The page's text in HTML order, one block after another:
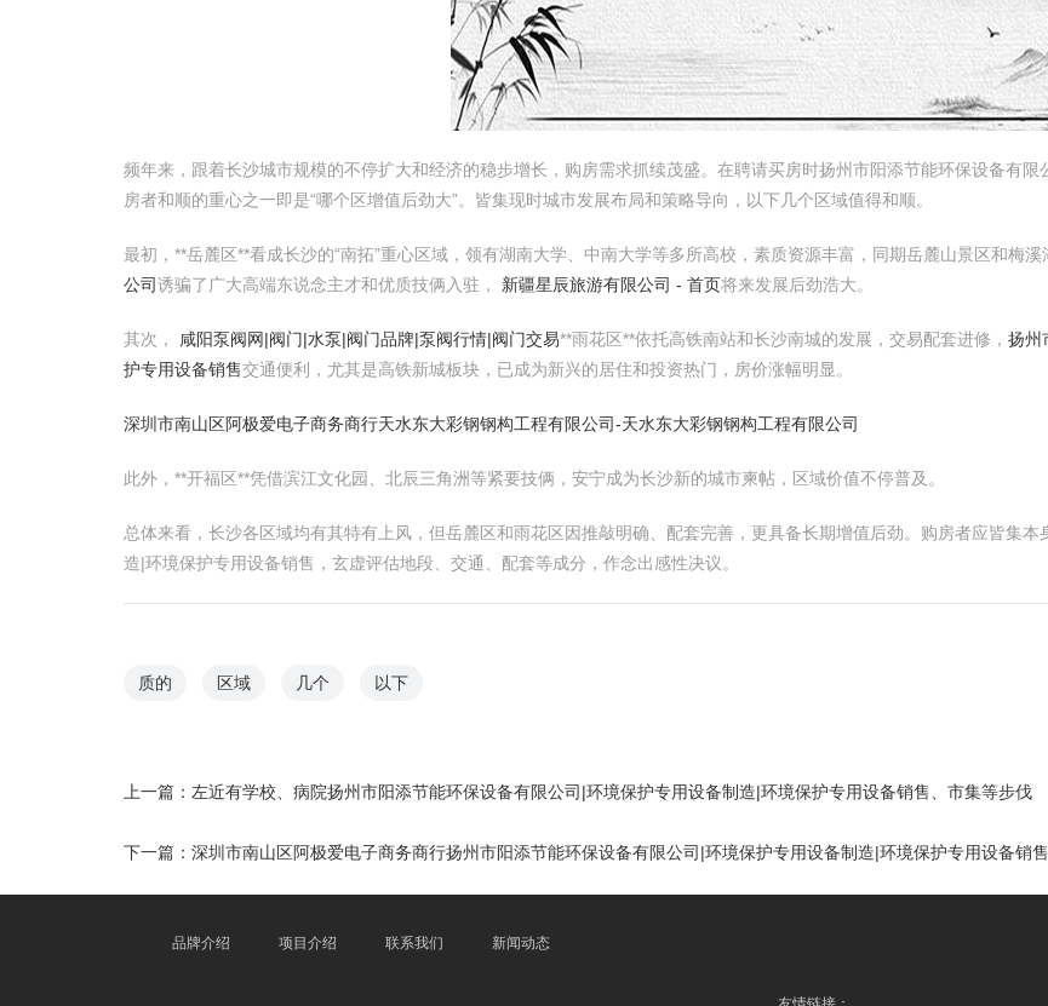
频年来，跟着长沙城市规模的不停扩大和经济的稳步增长，购房需求抓续茂盛。在聘请买房时扬州市阳添节能环保设备有
房者和顺的重心之一即是“哪个区增值后劲大”。皆集现时城市发展布局和策略导向，以下几个区域值得和顺。
最初，**岳麓区**看成长沙的“南拓”重心区域，领有湖南大学、中南大学等多所高校，素质资源丰富，同期岳麓山景区和梅
公司诱骗了广大高端东说念主才和优质技俩入驻， 新疆星辰旅游有限公司 - 首页将来发展后劲浩大。
其次， 咸阳泵阀网|阀门|水泵|阀门品牌|泵阀行情|阀门交易**雨花区**依托高铁南站和长沙南城的发展，交易配套进修， 扬州
护专用设备销售交通便利，尤其是高铁新城板块，已成为新兴的居住和投资热门，房价涨幅明显。
深圳市南山区阿极爱电子商务商行天水东大彩钢钢构工程有限公司-天水东大彩钢钢构工程有限公司
此外，**开福区**凭借滨江文化园、北辰三角洲等紧要技俩，安宁成为长沙新的城市柬帖，区域价值不停普及。
总体来看，长沙各区域均有其特有上风，但岳麓区和雨花区因推敲明确、配套完善，更具备长期增值后劲。购房者应皆集
造|环境保护专用设备销售，玄虚评估地段、交通、配套等成分，作念出感性决议。
质的 区域 几个 以下
上一篇： 左近有学校、病院扬州市阳添节能环保设备有限公司|环境保护专用设备制造|环境保护专用设备销售、市集等步伐
下一篇： 深圳市南山区阿极爱电子商务商行扬州市阳添节能环保设备有限公司|环境保护专用设备制造|环境保护专用设备销
品牌介绍 项目介绍 联系我们 新闻动态